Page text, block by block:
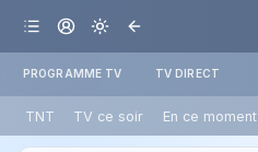
PROGRAMME TV TV DIRECT
TNT TV ce soir En ce moment